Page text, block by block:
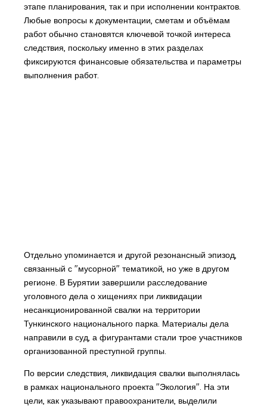
этапе планирования, так и при исполнении контрактов.
Любые вопросы к документации, сметам и объёмам
работ обычно становятся ключевой точкой интереса
следствия, поскольку именно в этих разделах
фиксируются финансовые обязательства и параметры
выполнения работ.
Отдельно упоминается и другой резонансный эпизод,
связанный с "мусорной" тематикой, но уже в другом
регионе. В Бурятии завершили расследование
уголовного дела о хищениях при ликвидации
несанкционированной свалки на территории
Тункинского национального парка. Материалы дела
направили в суд, а фигурантами стали трое участников
организованной преступной группы.
По версии следствия, ликвидация свалки выполнялась
в рамках национального проекта "Экология". На эти
цели, как указывают правоохранители, выделили